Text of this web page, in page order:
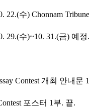
22.(수) Chonnam Tribune
29.(수)~10. 31.(금) 예정.
Contest 개최 안내문 1
포스터 1 부. 끝.